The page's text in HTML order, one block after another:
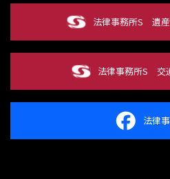
法律事務所S 遺
法律事務所S 交
法律